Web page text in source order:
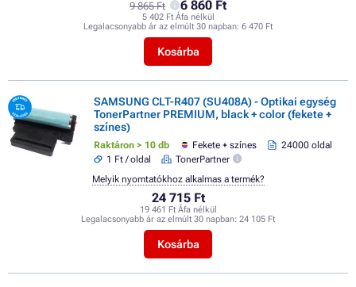
9 865 Ft 6 860 Ft
5 402 Ft Áfa nélkül
Legalacsonyabb ár az elmúlt 30 napban: 6 470 Ft
Kosárba
SAMSUNG CLT-R407 (SU408A) - Optikai egység
TonerPartner PREMIUM, black + color (fekete +
színes)
Raktáron > 10 db Fekete + színes
24000 oldal
1 Ft / oldal
TonerPartner
24 715 Ft
19 461 Ft Áfa nélkül
Legalacsonyabb ár az elmúlt 30 napban: 24 105 Ft
Kosárba
Melyik nyomtatókhoz alkalmas a termék?